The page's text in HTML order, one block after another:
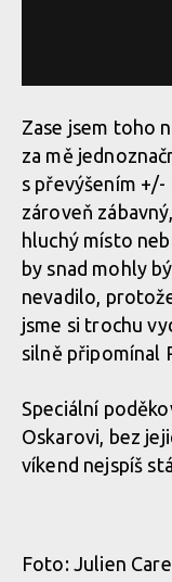
Zase jsem toho
za mě
s převýšením
zároveň
hluchý místo
by snad mohly
nevadilo,
jsme si trochu
silně připomínal
Speciální
Oskarovi, bez
víkend nejspíš
Foto: Julien